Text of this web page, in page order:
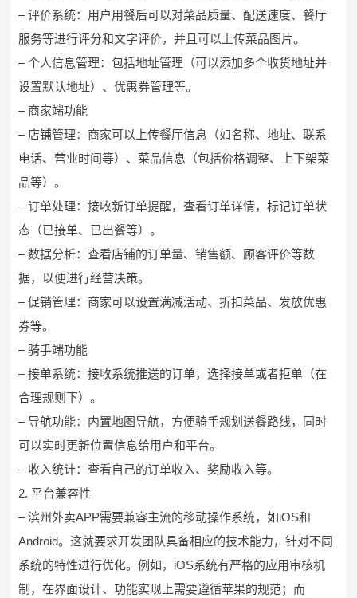
– 评价系统：用户用餐后可以对菜品质量、配送速度、餐厅
服务等进行评分和文字评价，并且可以上传菜品图片。
– 个人信息管理：包括地址管理（可以添加多个收货地址并
设置默认地址）、优惠券管理等。
– 商家端功能
– 店铺管理：商家可以上传餐厅信息（如名称、地址、联系
电话、营业时间等）、菜品信息（包括价格调整、上下架菜
品等）。
– 订单处理：接收新订单提醒，查看订单详情，标记订单状
态（已接单、已出餐等）。
– 数据分析：查看店铺的订单量、销售额、顾客评价等数
据，以便进行经营决策。
– 促销管理：商家可以设置满减活动、折扣菜品、发放优惠
券等。
– 骑手端功能
– 接单系统：接收系统推送的订单，选择接单或者拒单（在
合理规则下）。
– 导航功能：内置地图导航，方便骑手规划送餐路线，同时
可以实时更新位置信息给用户和平台。
– 收入统计：查看自己的订单收入、奖励收入等。
2. 平台兼容性
– 滨州外卖APP需要兼容主流的移动操作系统，如iOS和
Android。这就要求开发团队具备相应的技术能力，针对不同
系统的特性进行优化。例如，iOS系统有严格的应用审核机
制，在界面设计、功能实现上需要遵循苹果的规范；而